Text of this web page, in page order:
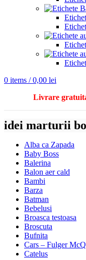
0 items / 0,00 lei
Livrare
idei marturii
Alba ca Zapada
Baby Boss
Balerina
Balon aer cald
Bambi
Barza
Batman
Bebelusi
Broasca testoasa
Broscuta
Bufnita
Cars – Fulger
Catelus